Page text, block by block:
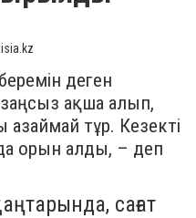
деген
ақша алып,
тұр. Кезекті
орын алды, – деп
сағат